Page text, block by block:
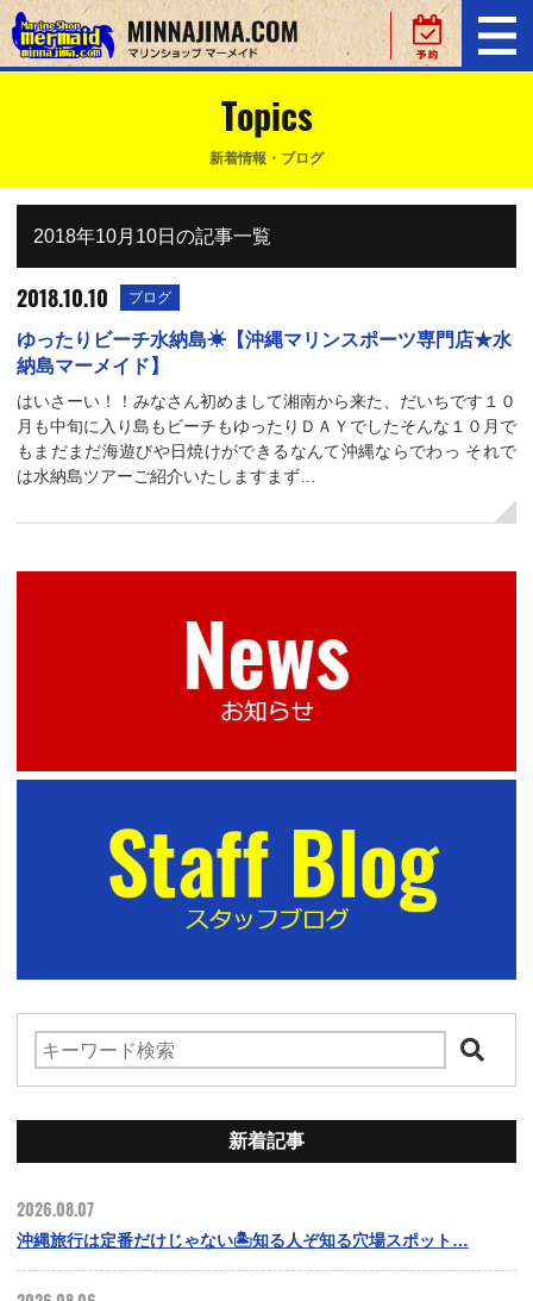
Topics
新着情報・ブログ
2018年10月10日の記事一覧
2018.10.10 ブログ
ゆったりビーチ水納島☀【沖縄マリンスポーツ専門店★水
納島マーメイド】
はいさーい！！みなさん初めまして湘南から来た、だいちです１０
月も中旬に入り島もビーチもゆったりＤＡＹでしたそんな１０月で
もまだまだ海遊びや日焼けができるなんて沖縄ならでわっ それで
は水納島ツアーご紹介いたしますまず…
新着記事
2026.08.07
沖縄旅行は定番だけじゃない🏝️知る人ぞ知る穴場スポット…